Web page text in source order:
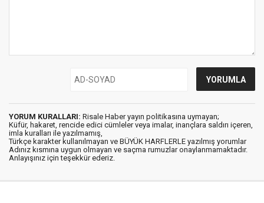
YORUM KURALLARI: Risale Haber yayın politikasına uymayan;
Küfür, hakaret, rencide edici cümleler veya imalar, inançlara saldırı içeren,
imla kuralları ile yazılmamış,
Türkçe karakter kullanılmayan ve BÜYÜK HARFLERLE yazılmış yorumlar
Adınız kısmına uygun olmayan ve saçma rumuzlar onaylanmamaktadır.
Anlayışınız için teşekkür ederiz.